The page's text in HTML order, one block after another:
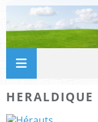
HERALDIQUE